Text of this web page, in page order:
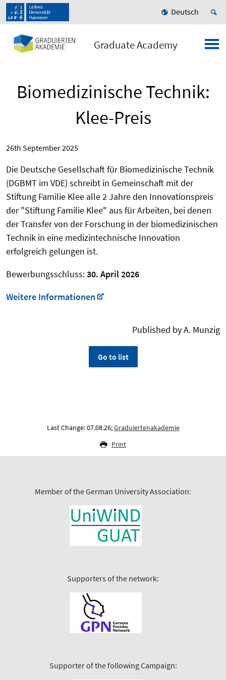
Deutsch
Graduate Academy
Biomedizinische Technik:
Klee-Preis
26th September 2025
Die Deutsche Gesellschaft für Biomedizinische Technik
(DGBMT im VDE) schreibt in Gemeinschaft mit der
Stiftung Familie Klee alle 2 Jahre den Innovationspreis
der "Stiftung Familie Klee" aus für Arbeiten, bei denen
der Transfer von der Forschung in der biomedizinischen
Technik in eine medizintechnische Innovation
erfolgreich gelungen ist.
Bewerbungsschluss:30. April 2026
Weitere Informationen
Published by A. Munzig
Go to list
Last Change: 07.08.26;Graduiertenakademie
Print
Member of the German University Association:
Supporters of the network:
Supporter of the following Campaign: